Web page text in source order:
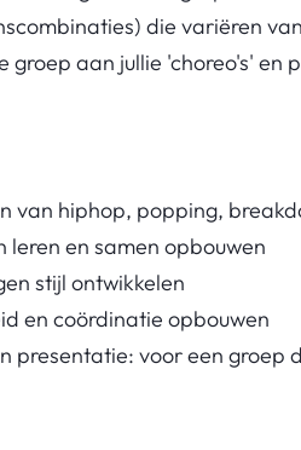
die variëren
groep aan jullie 'choreo's' en
van hiphop, popping,
leren en samen opbouwen
stijl ontwikkelen
en coördinatie opbouwen
presentatie: voor een groep